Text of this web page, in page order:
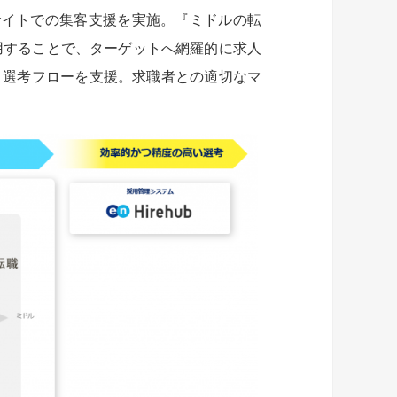
トでの集客支援を実施。『ミドルの転
ることで、ターゲットへ網羅的に求人
考フローを支援。求職者との適切なマ